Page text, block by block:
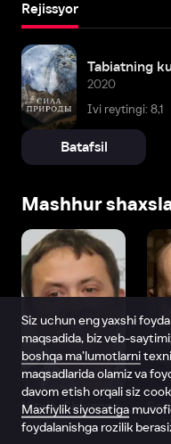
Rejissyor
Tabiatning
2020
Ivi reytingi: 8,1
Batafsil
Mashhur
Vitaliy Shlyappo
Produser
Siz uchun eng yaxshi
maqsadida, biz veb-
boshqa ma’lumotlarni
maqsadlarida olamiz va
davom etish orqali siz
Maxfiylik siyosatiga
foydalanishga rozilik